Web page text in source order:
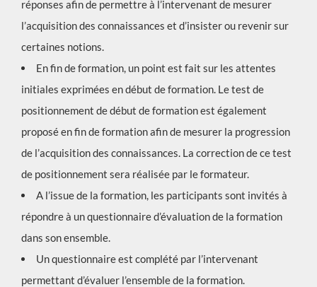
réponses afin de permettre à l’intervenant de mesurer
l’acquisition des connaissances et d’insister ou revenir sur
certaines notions.
En fin de formation, un point est fait sur les attentes
initiales exprimées en début de formation. Le test de
positionnement de début de formation est également
proposé en fin de formation afin de mesurer la progression
de l’acquisition des connaissances. La correction de ce test
de positionnement sera réalisée par le formateur.
A l’issue de la formation, les participants sont invités à
répondre à un questionnaire d’évaluation de la formation
dans son ensemble.
Un questionnaire est complété par l’intervenant
permettant d’évaluer l’ensemble de la formation.